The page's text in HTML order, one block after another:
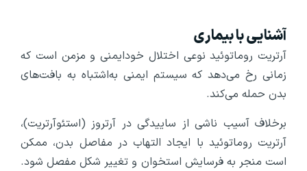
آشنایی با بیماری
آرتریت روماتوئید نوعی اختلال خودایمنی و مزمن است که
زمانی رخ می‌دهد که سیستم ایمنی به‌اشتباه به بافت‌های
بدن حمله می‌کند.
برخلاف آسیب ناشی از ساییدگی در آرتروز (استئوآرتریت)،
آرتریت روماتوئید با ایجاد التهاب در مفاصل بدن، ممکن
است منجر به فرسایش استخوان و تغییر شکل مفصل شود.